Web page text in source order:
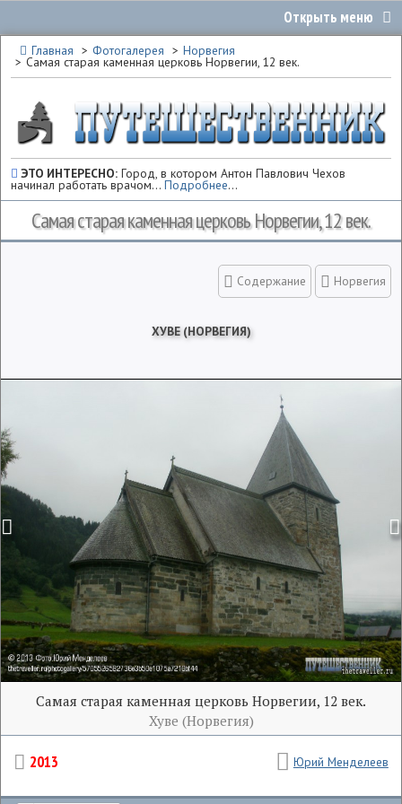
Главная Фотогалерея Норвегия
Самая старая каменная церковь Норвегии, 12 век.
ЭТО ИНТЕРЕСНО: Город, в котором Антон Павлович Чехов
начинал работать врачом...Подробнее...
Самая старая каменная церковь Норвегии, 12 век.
Содержание Норвегия
ХУВЕ (НОРВЕГИЯ)
Самая старая каменная церковь Норвегии, 12 век.
Хуве (Норвегия)
2013 Юрий Менделеев